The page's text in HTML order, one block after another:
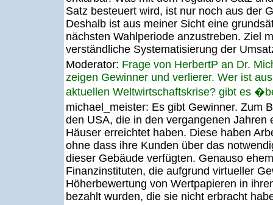
Satz besteuert wird, ist nur noch aus der
Deshalb ist aus meiner Sicht eine
nächsten Wahlperiode anzustreben. Ziel
verständliche Systematisierung der
Moderator: Frage von HerbertP an Dr.
zeigen Gewinner und verlierer. Wer ist
aktuellen Weltwirtschaftskrise? gibt es
michael_meister: Es gibt Gewinner. Zum
den USA, die in den vergangenen Jahren
Häuser erreichtet haben. Diese haben
ohne dass ihre Kunden über das
dieser Gebäude verfügten. Genauso
Finanzinstituten, die aufgrund virtueller
Höherbewertung von Wertpapieren in
bezahlt wurden, die sie nicht erbracht